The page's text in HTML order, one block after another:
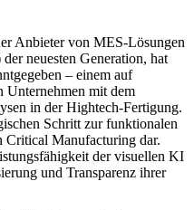
Anbieter von MES-Lösungen
neuesten Generation, hat
– einem auf
Unternehmen mit dem
in der Hightech-Fertigung.
Schritt zur funktionalen
Critical Manufacturing dar.
der visuellen KI
und Transparenz ihrer